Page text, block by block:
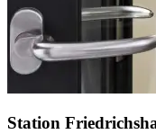
Station